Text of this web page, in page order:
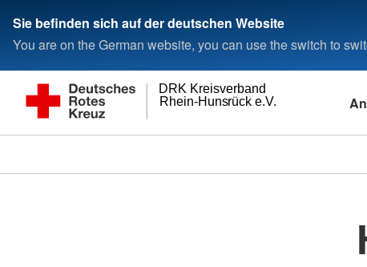
Sie befinden sich auf der deutschen Website
You are on the German website, you can use the switch to
Rhein-Hunsrück e.V.
DRK Kreisverband